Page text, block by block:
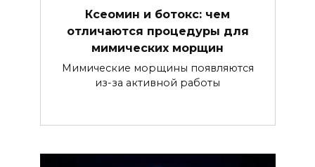
Ксеомин и ботокс: чем
отличаются процедуры для
мимических морщин
Мимические морщины появляются
из-за активной работы